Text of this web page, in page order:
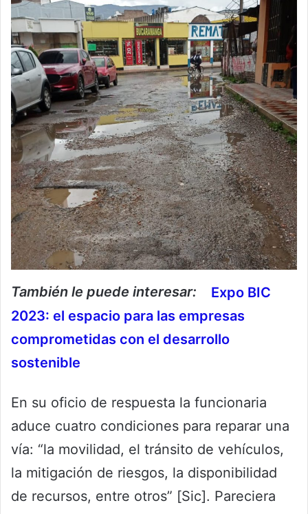
También le puede interesar:
Expo BIC
2023: el espacio para las empresas
comprometidas con el desarrollo
sostenible
En su oficio de respuesta la funcionaria
aduce cuatro condiciones para reparar una
vía: “la movilidad, el tránsito de vehículos,
la mitigación de riesgos, la disponibilidad
de recursos, entre otros” [Sic]. Pareciera